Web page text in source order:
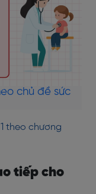
chủ đề sức
theo chương
tiếp cho